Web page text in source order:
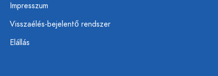
Impresszum
Visszaélés-bejelentő rendszer
Elállás